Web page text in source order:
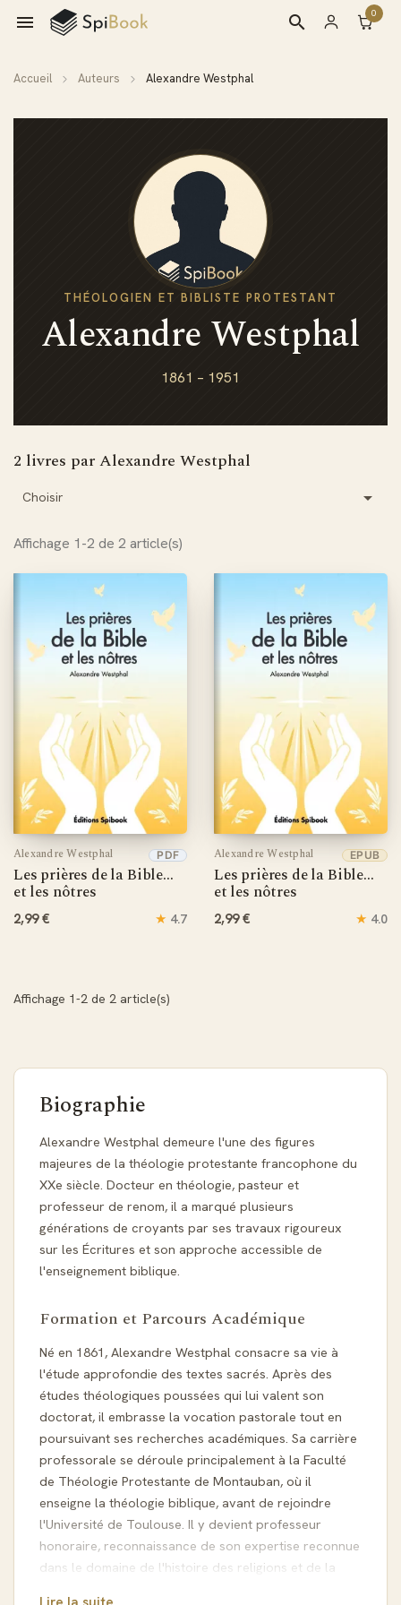
 0
search
Accueil Auteurs Alexandre Westphal
THÉOLOGIEN ET BIBLISTE PROTESTANT
Alexandre Westphal
1861 – 1951
2 livres par Alexandre Westphal
Choisir 
Affichage 1-2 de 2 article(s)
Alexandre Westphal
Les prières de la Bible…
et les nôtres
PDF
2,99 € ★ 4.7
Alexandre Westphal
Les prières de la Bible…
et les nôtres
EPUB
2,99 € ★ 4.0
Affichage 1-2 de 2 article(s)
Biographie
Alexandre Westphal demeure l'une des figures
majeures de la théologie protestante francophone du
XXe siècle. Docteur en théologie, pasteur et
professeur de renom, il a marqué plusieurs
générations de croyants par ses travaux rigoureux
sur les Écritures et son approche accessible de
l'enseignement biblique.
Formation et Parcours Académique
Né en 1861, Alexandre Westphal consacre sa vie à
l'étude approfondie des textes sacrés. Après des
études théologiques poussées qui lui valent son
doctorat, il embrasse la vocation pastorale tout en
poursuivant ses recherches académiques. Sa carrière
professorale se déroule principalement à la Faculté
de Théologie Protestante de Montauban, où il
enseigne la théologie biblique, avant de rejoindre
l'Université de Toulouse. Il y devient professeur
honoraire, reconnaissance de son expertise reconnue
dans le domaine de l'histoire des religions et de la